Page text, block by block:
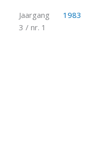
Jaargang
3 / nr. 1
1983